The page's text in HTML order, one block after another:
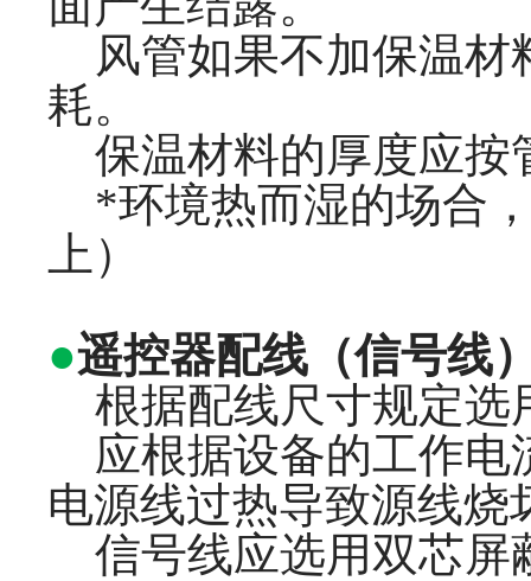
风管如果不加保温材
耗。
保温材料的厚度应按
*环境热而湿的场合，
上）
●遥控器配线（信号线
根据配线尺寸规定选
应根据设备的工作电
电源线过热导致源线烧
信号线应选用双芯屏